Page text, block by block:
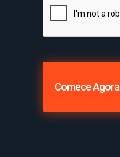
Comece Agora